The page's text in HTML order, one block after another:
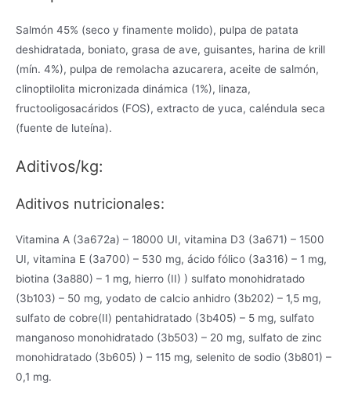
Salmón 45% (seco y finamente molido), pulpa de patata
deshidratada, boniato, grasa de ave, guisantes, harina de krill
(mín. 4%), pulpa de remolacha azucarera, aceite de salmón,
clinoptilolita micronizada dinámica (1%), linaza,
fructooligosacáridos (FOS), extracto de yuca, caléndula seca
(fuente de luteína).
Aditivos/kg:
Aditivos nutricionales:
Vitamina A (3a672a) – 18000 UI, vitamina D3 (3a671) – 1500
UI, vitamina E (3a700) – 530 mg, ácido fólico (3a316) – 1 mg,
biotina (3a880) – 1 mg, hierro (II) ) sulfato monohidratado
(3b103) – 50 mg, yodato de calcio anhidro (3b202) – 1,5 mg,
sulfato de cobre(II) pentahidratado (3b405) – 5 mg, sulfato
manganoso monohidratado (3b503) – 20 mg, sulfato de zinc
monohidratado (3b605) ) – 115 mg, selenito de sodio (3b801) –
0,1 mg.